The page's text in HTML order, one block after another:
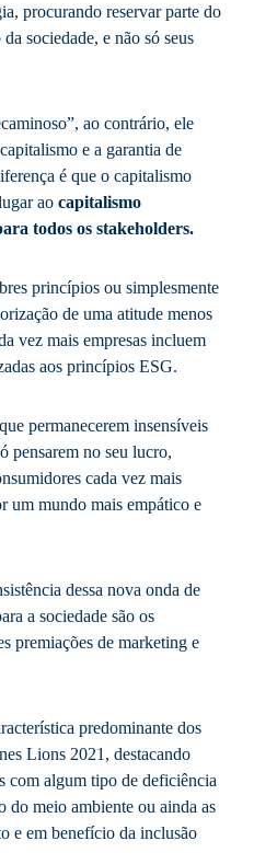
procurando reservar parte do
sociedade, e não só seus
ao contrário, ele
e a garantia de
é que o capitalismo
ao capitalismo
todos os stakeholders.
princípios ou simplesmente
de uma atitude menos
vez mais empresas incluem
aos princípios ESG.
permanecerem insensíveis
pensarem no seu lucro,
cada vez mais
um mundo mais empático e
dessa nova onda de
a sociedade são os
premiações de marketing e
predominante dos
Lions 2021, destacando
com algum tipo de deficiência
do meio ambiente ou ainda as
e em benefício da inclusão